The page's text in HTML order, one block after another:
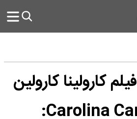
کارولینا کارولین
Carolina Caroline 2025: